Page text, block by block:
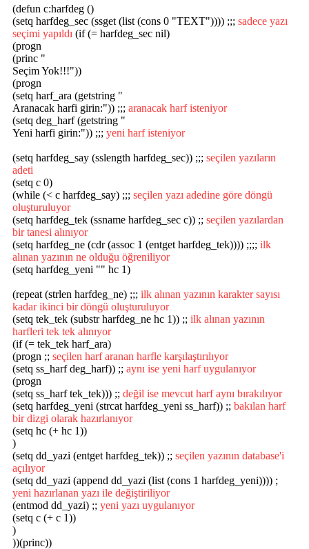
(defun c:harfdeg ()
(setq harfdeg_sec (ssget (list (cons 0 "TEXT")))) ;;; sadece yazı
seçimi yapıldı (if (= harfdeg_sec nil)
(progn
(princ "
Seçim Yok!!!"))
(progn
(setq harf_ara (getstring "
Aranacak harfi girin:")) ;;; aranacak harf isteniyor
(setq deg_harf (getstring "
Yeni harfi girin:")) ;;; yeni harf isteniyor
(setq harfdeg_say (sslength harfdeg_sec)) ;;; seçilen yazıların
adeti
(setq c 0)
(while (< c harfdeg_say) ;;; seçilen yazı adedine göre döngü
oluşturuluyor
(setq harfdeg_tek (ssname harfdeg_sec c)) ;; seçilen yazılardan
bir tanesi alınıyor
(setq harfdeg_ne (cdr (assoc 1 (entget harfdeg_tek)))) ;;;; ilk
alınan yazının ne olduğu öğreniliyor
(setq harfdeg_yeni "" hc 1)
(repeat (strlen harfdeg_ne) ;;; ilk alınan yazının karakter sayısı
kadar ikinci bir döngü oluşturuluyor
(setq tek_tek (substr harfdeg_ne hc 1)) ;; ilk alınan yazının
harfleri tek tek alınıyor
(if (= tek_tek harf_ara)
(progn ;; seçilen harf aranan harfle karşılaştırılıyor
(setq ss_harf deg_harf)) ;; aynı ise yeni harf uygulanıyor
(progn
(setq ss_harf tek_tek))) ;; değil ise mevcut harf aynı bırakılıyor
(setq harfdeg_yeni (strcat harfdeg_yeni ss_harf)) ;; bakılan harf
bir dizgi olarak hazırlanıyor
(setq hc (+ hc 1))
)
(setq dd_yazi (entget harfdeg_tek)) ;; seçilen yazının database'i
açılıyor
(setq dd_yazi (append dd_yazi (list (cons 1 harfdeg_yeni)))) ;
yeni hazırlanan yazı ile değiştiriliyor
(entmod dd_yazi) ;; yeni yazı uygulanıyor
(setq c (+ c 1))
)
))(princ))